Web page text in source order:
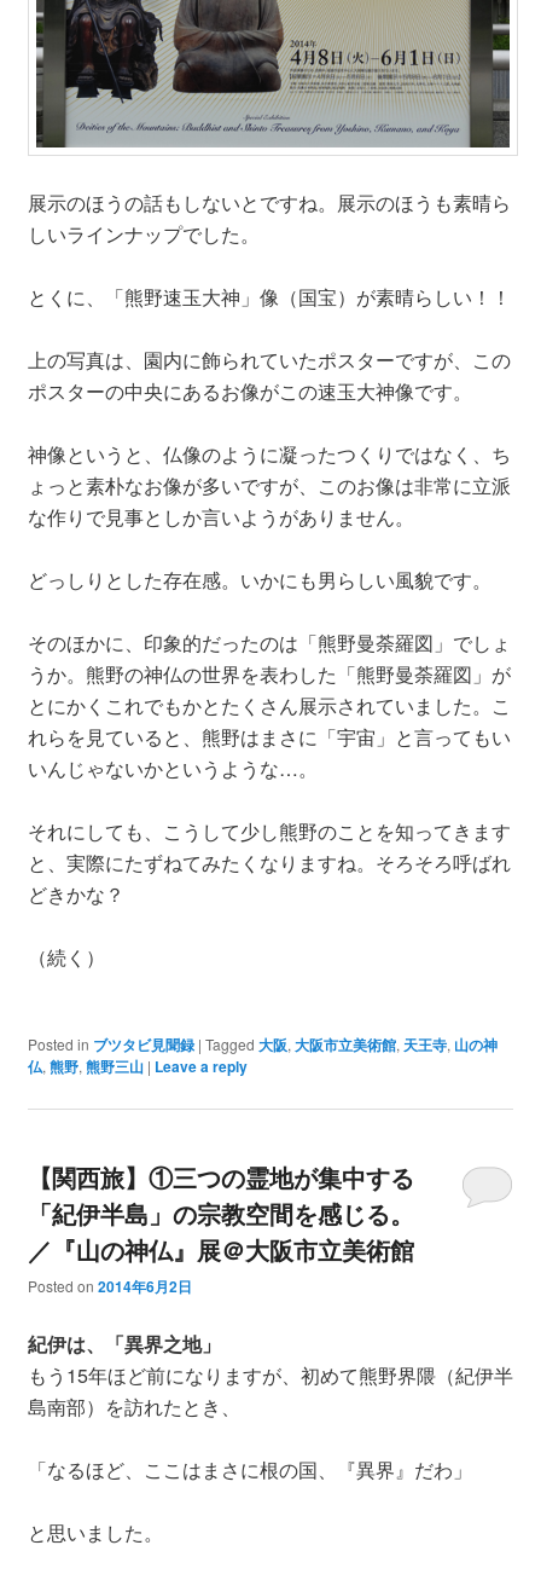
展示のほうの話もしないとですね。展示のほうも素晴ら
しいラインナップでした。
とくに、「熊野速玉大神」像（国宝）が素晴らしい！！
上の写真は、園内に飾られていたポスターですが、この
ポスターの中央にあるお像がこの速玉大神像です。
神像というと、仏像のように凝ったつくりではなく、ち
ょっと素朴なお像が多いですが、このお像は非常に立派
な作りで見事としか言いようがありません。
どっしりとした存在感。いかにも男らしい風貌です。
そのほかに、印象的だったのは「熊野曼荼羅図」でしょ
うか。熊野の神仏の世界を表わした「熊野曼荼羅図」が
とにかくこれでもかとたくさん展示されていました。こ
れらを見ていると、熊野はまさに「宇宙」と言ってもい
いんじゃないかというような…。
それにしても、こうして少し熊野のことを知ってきます
と、実際にたずねてみたくなりますね。そろそろ呼ばれ
どきかな？
（続く）
Posted in ブツタビ見聞録 | Tagged 大阪, 大阪市立美術館, 天王寺, 山の神
仏, 熊野, 熊野三山 | Leave a reply
【関西旅】①三つの霊地が集中する
「紀伊半島」の宗教空間を感じる。
／『山の神仏』展＠大阪市立美術館
Posted on 2014年6月2日
紀伊は、「異界之地」
もう15年ほど前になりますが、初めて熊野界隈（紀伊半
島南部）を訪れたとき、
「なるほど、ここはまさに根の国、『異界』だわ」
と思いました。